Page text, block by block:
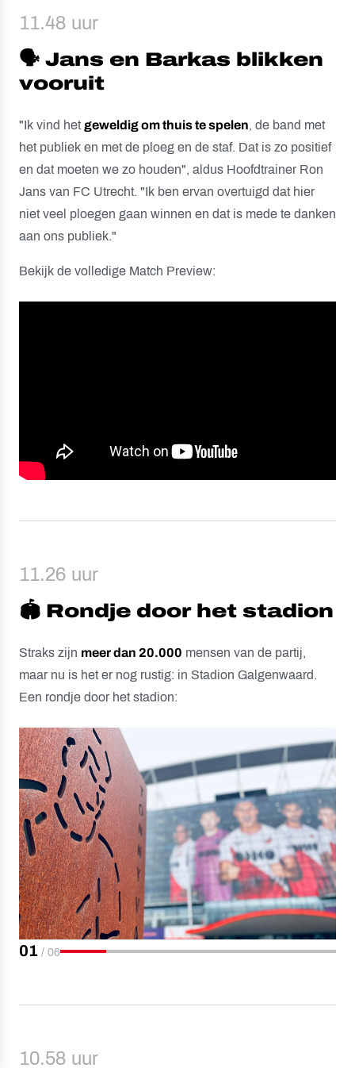
🗣️ Jans en Barkas blikken
vooruit
11.48 uur
"Ik vind hetgeweldig om thuis te spelen, de band met
het publiek en met de ploeg en de staf. Dat is zo positief
en dat moeten we zo houden", aldus Hoofdtrainer Ron
Jans van FC Utrecht. "Ik ben ervan overtuigd dat hier
niet veel ploegen gaan winnen en dat is mede te danken
aan ons publiek."
Bekijk de volledige Match Preview:
🏟️ Rondje door het stadion
11.26 uur
Straks zijn meer dan 20.000 mensen van de partij,
maar nu is het er nog rustig: in Stadion Galgenwaard.
Een rondje door het stadion:
01 / 06
10.58 uur